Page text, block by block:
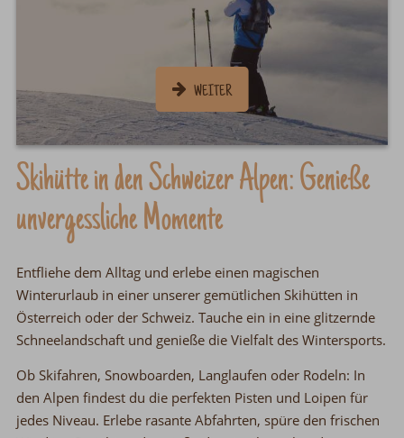
Skihütte in den Schweizer Alpen: Genieße
unvergessliche Momente
Entfliehe dem Alltag und erlebe einen magischen
Winterurlaub in einer unserer gemütlichen Skihütten in
Österreich oder der Schweiz.Tauche ein in eine glitzernde
Schneelandschaft und genieße die Vielfalt des Wintersports.
Ob Skifahren, Snowboarden, Langlaufen oder Rodeln: In
den Alpen findest du die perfekten Pisten und Loipen für
jedes Niveau. Erlebe rasante Abfahrten, spüre den frischen